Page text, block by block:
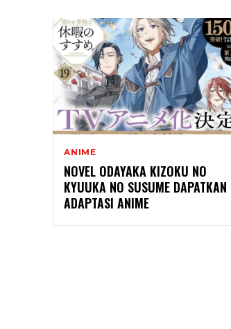
ANIME
NOVEL ODAYAKA KIZOKU NO
KYUUKA NO SUSUME DAPATKAN
ADAPTASI ANIME